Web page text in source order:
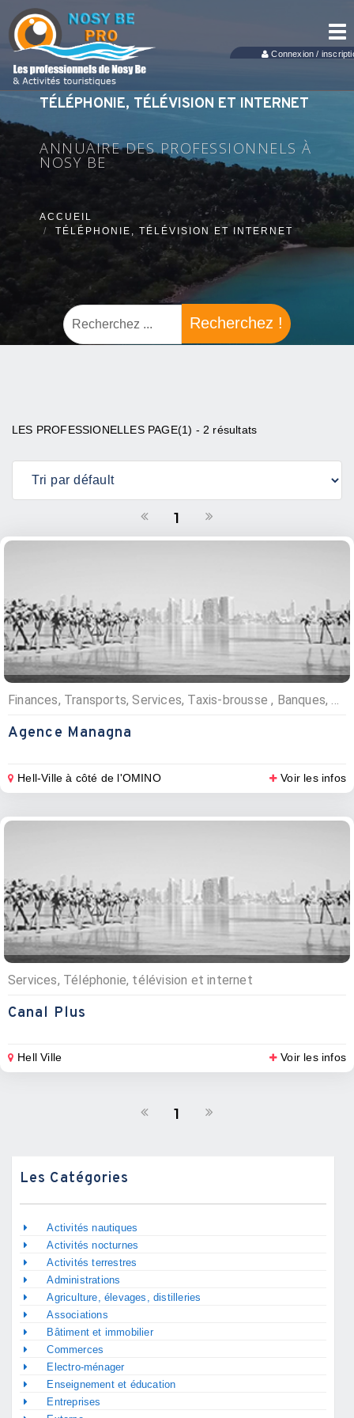
Connexion /
TÉLÉPHONIE, TÉLÉVISION ET INTERNET
ANNUAIRE DES PROFESSIONNELS À
NOSY BE
ACCUEIL
TÉLÉPHONIE, TÉLÉVISION ET INTERNET
Recherchez !
LES PROFESSIONELLES PAGE(1) - 2 résultats
1
Finances, Transports, Services, Taxis-brousse , Banques, Téléphonie, télévision et internet
Agence Managna
Hell-Ville à côté de l'OMINO Voir les infos
Services, Téléphonie, télévision et internet
Canal Plus
Hell Ville Voir les infos
1
Les Catégories
Activités nautiques
Activités nocturnes
Activités terrestres
Administrations
Agriculture, élevages, distilleries
Associations
Bâtiment et immobilier
Commerces
Electro-ménager
Enseignement et éducation
Entreprises